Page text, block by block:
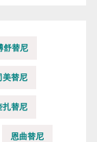
舒替尼
美替尼
扎替尼
恩曲替尼